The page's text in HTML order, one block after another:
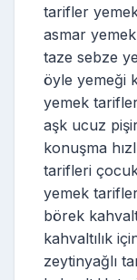
tarifler
asmar
taze sebze
öyle yemeği
yemek
aşk ucuz
konuşma
tarifleri
yemek
börek
kahvaltılık
zeytinyağlı